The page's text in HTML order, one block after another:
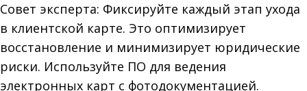
Совет эксперта: Фиксируйте каждый этап ухода
в клиентской карте. Это оптимизирует
восстановление и минимизирует юридические
риски. Используйте ПО для ведения
электронных карт с фотодокументацией.